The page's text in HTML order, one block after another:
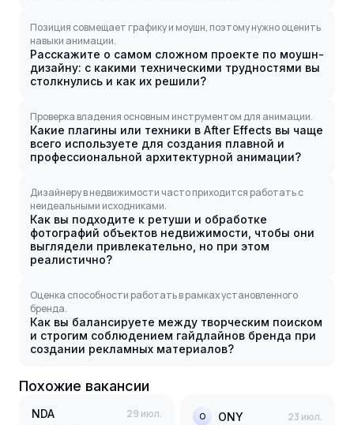
Позиция совмещает графику и моушн, поэтому нужно оценить
навыки анимации.
Расскажите о самом сложном проекте по моушн-
дизайну: с какими техническими трудностями вы
столкнулись и как их решили?
Проверка владения основным инструментом для анимации.
Какие плагины или техники в After Effects вы чаще
всего используете для создания плавной и
профессиональной архитектурной анимации?
Дизайнеру в недвижимости часто приходится работать с
неидеальными исходниками.
Как вы подходите к ретуши и обработке
фотографий объектов недвижимости, чтобы они
выглядели привлекательно, но при этом
реалистично?
Оценка способности работать в рамках установленного
бренда.
Как вы балансируете между творческим поиском
и строгим соблюдением гайдлайнов бренда при
создании рекламных материалов?
Похожие вакансии
NDA 29 июл. O ONY 23 июл.